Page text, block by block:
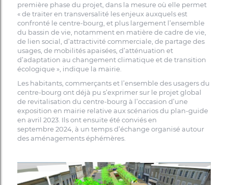
première phase du projet, dans la mesure où elle permet
« de traiter en transversalité les enjeux auxquels est
confronté le centre-bourg, et plus largement l’ensemble
du bassin de vie, notamment en matière de cadre de vie,
de lien social, d’attractivité commerciale, de partage des
usages, de mobilités apaisées, d’atténuation et
d’adaptation au changement climatique et de transition
écologique », indique la mairie.
Les habitants, commerçants et l’ensemble des usagers du
centre-bourg ont déjà pu s’exprimer sur le projet global
de revitalisation du centre-bourg à l’occasion d’une
exposition en mairie relative aux scénarios du plan-guide
en avril 2023. Ils ont ensuite été conviés en
septembre 2024, à un temps d’échange organisé autour
des aménagements éphémères.